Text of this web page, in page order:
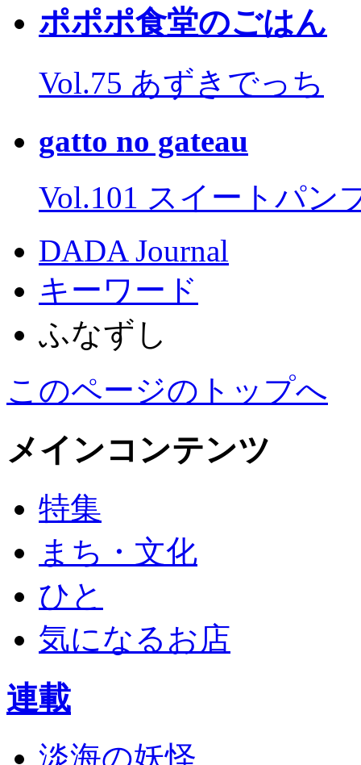
ポポポ食堂のごはん
Vol.75 あずきでっち
gatto no gateau
Vol.101 スイートパン
DADA Journal
キーワード
ふなずし
このページのトップへ
メインコンテンツ
特集
まち・文化
ひと
気になるお店
連載
淡海の妖怪